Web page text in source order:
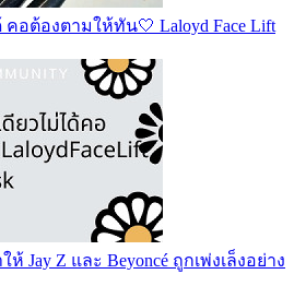
อต้องตามให้ทัน🤍 Laloyd Face Lift
Jay Z และ Beyoncé ถูกเพ่งเล็งอย่าง